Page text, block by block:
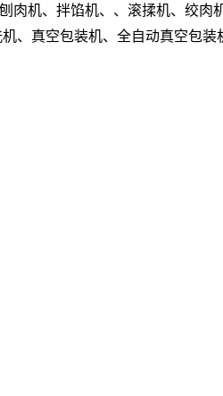
肉机、拌馅机、、滚揉机、绞肉
、真空包装机、全自动真空包装